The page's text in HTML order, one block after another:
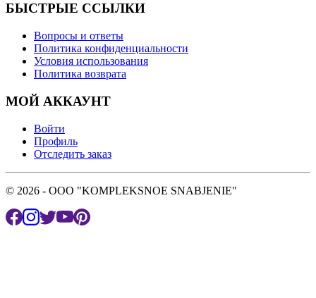
БЫСТРЫЕ ССЫЛКИ
Вопросы и ответы
Политика конфиденциальности
Условия использования
Политика возврата
МОЙ АККАУНТ
Войти
Профиль
Отследить заказ
© 2026 - OOO "KOMPLEKSNOE SNABJENIE"